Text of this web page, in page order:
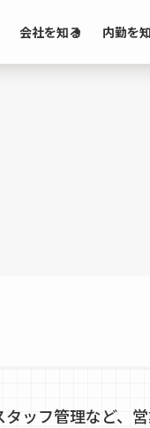
会社を知る 内勤を
ッフ管理など、